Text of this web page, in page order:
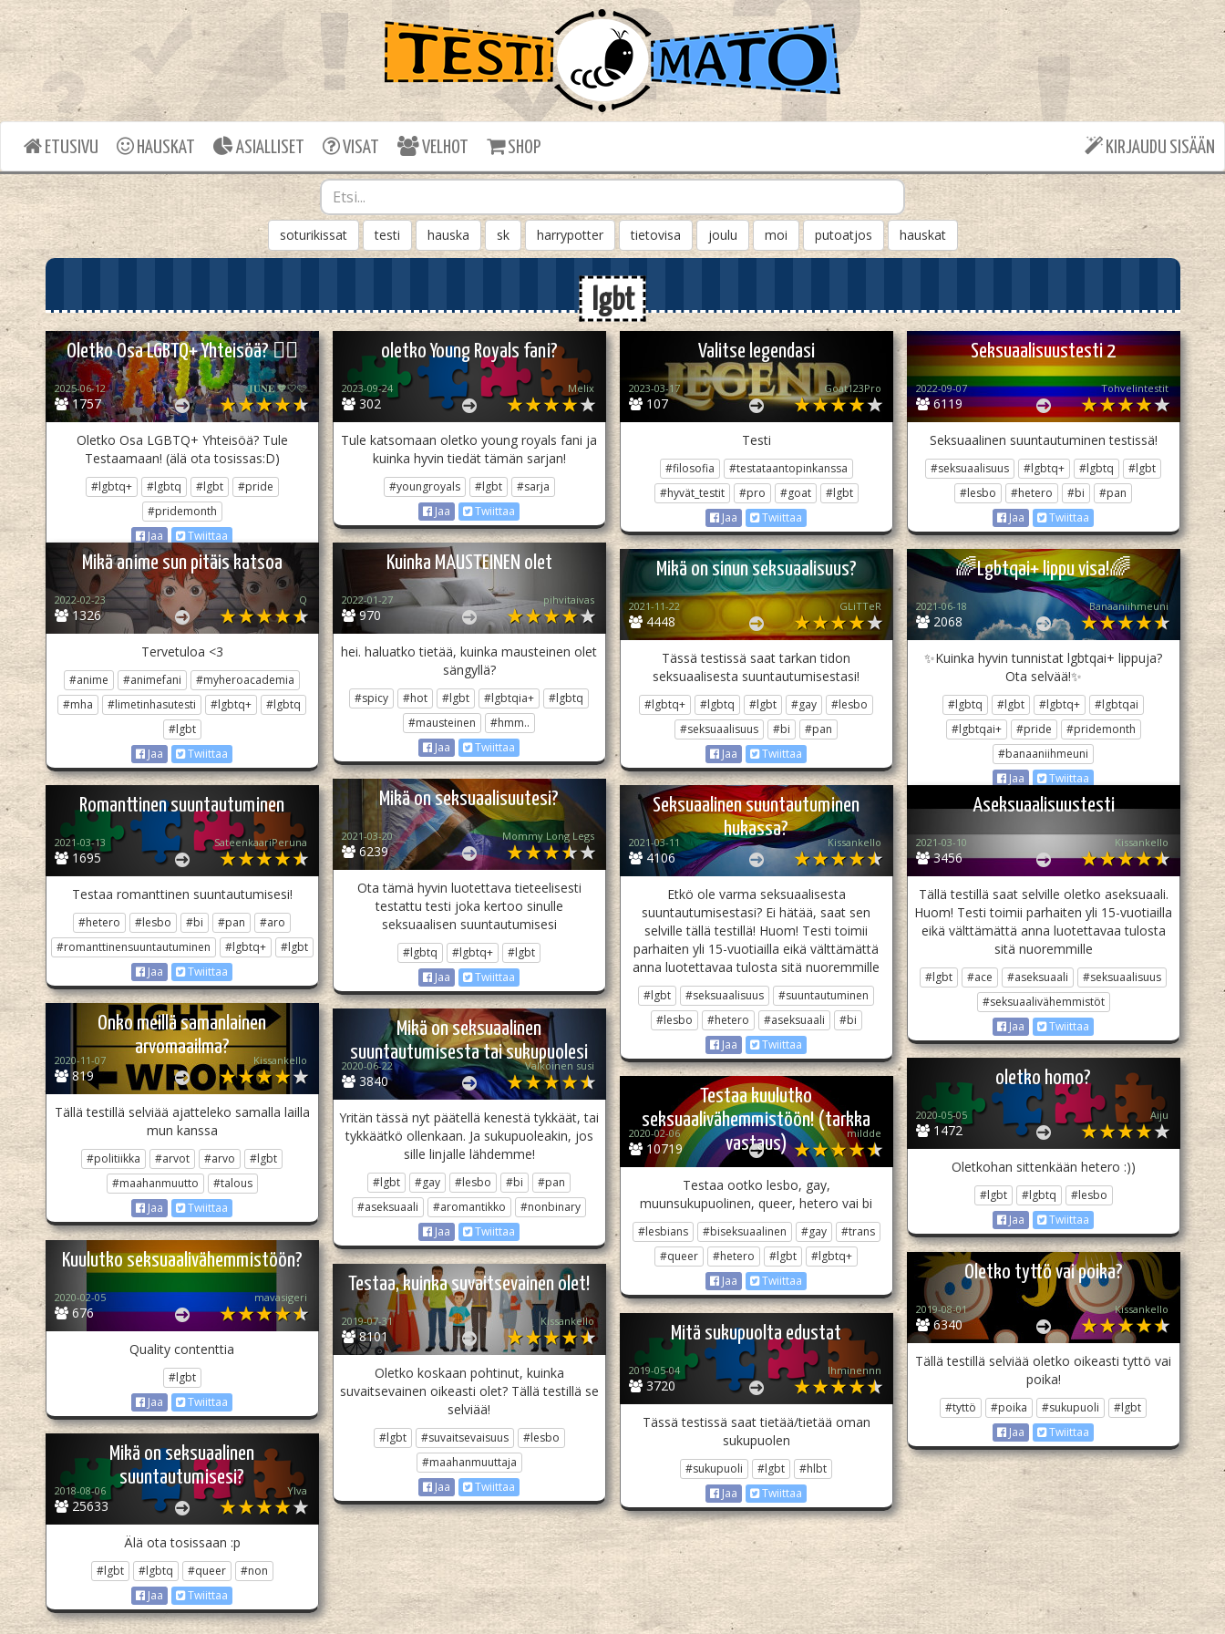
ETUSIVU HAUSKAT ASIALLISET VISAT VELHOT SHOP KIRJAUDU SISÄÄN
soturikissat testi hauska sk harrypotter tietovisa joulu moi putoatjos hauskat
lgbt
Oletko Osa LGBTQ+ Yhteisöä? 🏳️‍🌈
1757
2025-06-12 𝐉𝐔𝐍𝐄 🧡🤍🩷
Oletko Osa LGBTQ+ Yhteisöä? Tule
Testaamaan! (älä ota tosissas:D)
#lgbtq+ #lgbtq #lgbt
#pride
#pridemonth
Jaa
Twiittaa
oletko Young Royals fani?
302
2023-09-24 Melix
Tule katsomaan oletko young royals fani ja
kuinka hyvin tiedät tämän sarjan!
#youngroyals #lgbt
#sarja
Jaa
Twiittaa
Valitse legendasi
107
2023-03-17 Goat123Pro
Testi
#filosofia
#testataantopinkanssa
#hyvät_testit
#pro #goat
#lgbt
Jaa
Twiittaa
Seksuaalisuustesti 2
6119
2022-09-07 Tohvelintestit
Seksuaalinen suuntautuminen testissä!
#seksuaalisuus #lgbtq+ #lgbtq
#lgbt
#lesbo
#hetero #bi
#pan
Jaa
Twiittaa
Mikä anime sun pitäis katsoa
1326
2022-02-23 Q
Tervetuloa <3
#anime #animefani
#myheroacademia
#mha
#limetinhasutesti #lgbtq+
#lgbtq
#lgbt
Jaa
Twiittaa
Kuinka MAUSTEINEN olet
970
2022-01-27 pihvitaivas
hei. haluatko tietää, kuinka mausteinen olet
sängyllä?
#spicy #hot #lgbt #lgbtqia+
#lgbtq
#mausteinen
#hmm..
Jaa
Twiittaa
Mikä on sinun seksuaalisuus?
4448
2021-11-22 GLiTTeR
Tässä testissä saat tarkan tidon
seksuaalisesta suuntautumisestasi!
#lgbtq+ #lgbtq #lgbt #gay
#lesbo
#seksuaalisuus
#bi
#pan
Jaa
Twiittaa
🌈Lgbtqai+ lippu visa!🌈
2068
2021-06-18 Banaaniihmeuni
✨Kuinka hyvin tunnistat lgbtqai+ lippuja?
Ota selvää!✨
#lgbtq #lgbt #lgbtq+
#lgbtqai
#lgbtqai+
#pride
#pridemonth
#banaaniihmeuni
Jaa
Twiittaa
Mikä on seksuaalisuutesi?
6239
2021-03-20 Mommy Long Legs
Ota tämä hyvin luotettava tieteelisesti
testattu testi joka kertoo sinulle
seksuaalisen suuntautumisesi
#lgbtq #lgbtq+
#lgbt
Jaa
Twiittaa
Romanttinen suuntautuminen
1695
2021-03-13 SateenkaariPeruna
Testaa romanttinen suuntautumisesi!
#hetero #lesbo #bi #pan
#aro
#romanttinensuuntautuminen
#lgbtq+
#lgbt
Jaa
Twiittaa
Seksuaalinen suuntautuminen
hukassa?
4106
2021-03-11 Kissankello
Etkö ole varma seksuaalisesta
suuntautumisestasi? Ei hätää, saat sen
selville tällä testillä! Huom! Testi toimii
parhaiten yli 15-vuotiailla eikä välttämättä
anna luotettavaa tulosta sitä nuoremmille
#lgbt #seksuaalisuus
#suuntautuminen
#lesbo
#hetero #aseksuaali
#bi
Jaa
Twiittaa
Aseksuaalisuustesti
3456
2021-03-10 Kissankello
Tällä testillä saat selville oletko aseksuaali.
Huom! Testi toimii parhaiten yli 15-vuotiailla
eikä välttämättä anna luotettavaa tulosta
sitä nuoremmille
#lgbt #ace #aseksuaali
#seksuaalisuus
#seksuaalivähemmistöt
Jaa
Twiittaa
Onko meillä samanlainen
arvomaailma?
819
2020-11-07 Kissankello
Tällä testillä selviää ajatteleko samalla lailla
mun kanssa
#politiikka #arvot #arvo
#lgbt
#maahanmuutto
#talous
Jaa
Twiittaa
Mikä on seksuaalinen
suuntautumisesta tai sukupuolesi
3840
2020-06-22 Valkoinen susi
Yritän tässä nyt päätellä kenestä tykkäät, tai
tykkäätkö ollenkaan. Ja sukupuoleakin, jos
sille linjalle lähdemme!
#lgbt #gay #lesbo #bi
#pan
#aseksuaali
#aromantikko
#nonbinary
Jaa
Twiittaa
oletko homo?
1472
2020-05-05 Aiju
Oletkohan sittenkään hetero :))
#lgbt #lgbtq
#lesbo
Jaa
Twiittaa
Testaa kuulutko
seksuaalivähemmistöön! (tarkka
vastaus)
10719
2020-02-06 mildde
Testaa ootko lesbo, gay,
muunsukupuolinen, queer, hetero vai bi
#lesbians #biseksuaalinen #gay
#trans
#queer
#hetero #lgbt
#lgbtq+
Jaa
Twiittaa
Kuulutko seksuaalivähemmistöön?
676
2020-02-05 mavasigeri
Quality contenttia
#lgbt
Jaa
Twiittaa
Oletko tyttö vai poika?
6340
2019-08-01 Kissankello
Tällä testillä selviää oletko oikeasti tyttö vai
poika!
#tyttö #poika #sukupuoli
#lgbt
Jaa
Twiittaa
Testaa, kuinka suvaitsevainen olet!
8101
2019-07-31 Kissankello
Oletko koskaan pohtinut, kuinka
suvaitsevainen oikeasti olet? Tällä testillä se
selviää!
#lgbt #suvaitsevaisuus
#lesbo
#maahanmuuttaja
Jaa
Twiittaa
Mitä sukupuolta edustat
3720
2019-05-04 Ihminennn
Tässä testissä saat tietää/tietää oman
sukupuolen
#sukupuoli #lgbt
#hlbt
Jaa
Twiittaa
Mikä on seksuaalinen
suuntautumisesi?
25633
2018-08-06 Ylva
Älä ota tosissaan :p
#lgbt #lgbtq #queer
#non
Jaa
Twiittaa